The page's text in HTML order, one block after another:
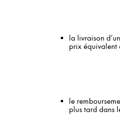
la livraison
prix équivalent
le
plus tard dans